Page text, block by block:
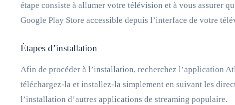
étape consiste à allumer votre télévision et à vous assurer
Google Play Store accessible depuis l’interface de votre
Étapes d’installation
Afin de procéder à l’installation, recherchez l’application
téléchargez-la et installez-la simplement en suivant les
l’installation d’autres applications de streaming populaire.